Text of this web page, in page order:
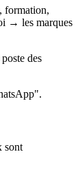
formation,
→ les marques
des
sont